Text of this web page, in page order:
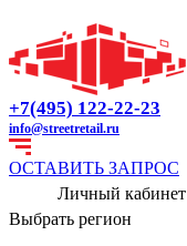
+7(495) 122-22-23
info@streetretail.ru
ОСТАВИТЬ ЗАПРОС
Личный кабинет
Выбрать регион